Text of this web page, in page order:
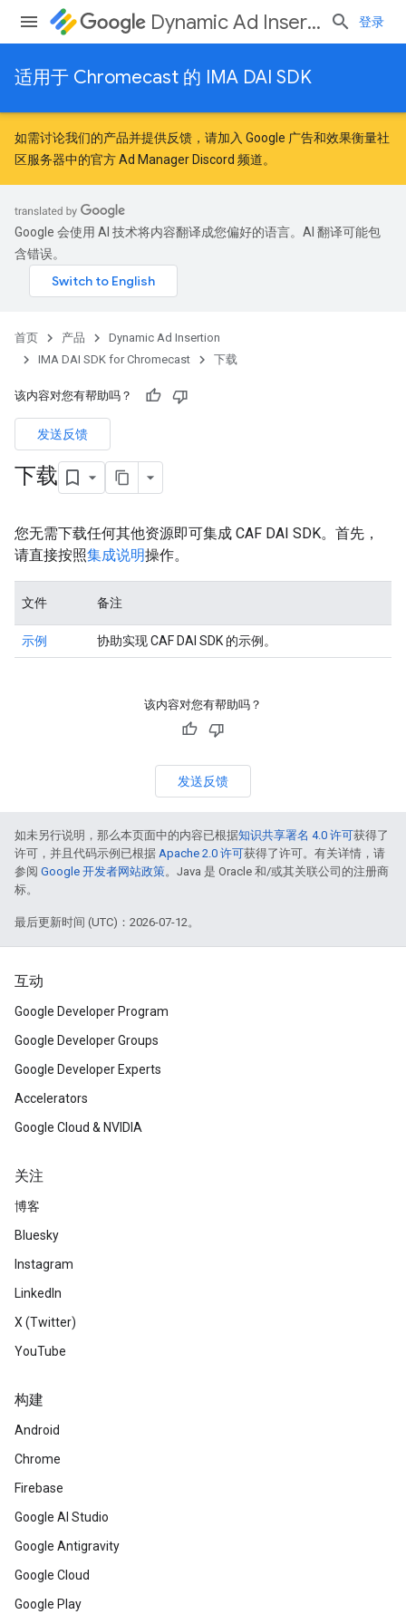
Dynamic Ad Insertion 登录
适用于 Chromecast 的 IMA DAI SDK
如需讨论我们的产品并提供反馈，请加入 Google 广告和效果衡量社
区服务器中的官方 Ad Manager Discord 频道。
Google 会使用 AI 技术将内容翻译成您偏好的语言。AI 翻译可能包
含错误。
首页 产品
Dynamic Ad Insertion
IMA DAI SDK for Chromecast
下载
该内容对您有帮助吗？
发送反馈
下载
您无需下载任何其他资源即可集成 CAF DAI SDK。首先，
请直接按照集成说明操作。
文件 备注
示例 协助实现 CAF DAI SDK 的示例。
该内容对您有帮助吗？
发送反馈
如未另行说明，那么本页面中的内容已根据知识共享署名 4.0 许可获得了
许可，并且代码示例已根据 Apache 2.0 许可获得了许可。有关详情，请
参阅 Google 开发者网站政策。Java 是 Oracle 和/或其关联公司的注册商
标。
最后更新时间 (UTC)：2026-07-12。
互动
Google Developer Program
Google Developer Groups
Google Developer Experts
Accelerators
Google Cloud & NVIDIA
关注
博客
Bluesky
Instagram
LinkedIn
X (Twitter)
YouTube
构建
Android
Chrome
Firebase
Google AI Studio
Google Antigravity
Google Cloud
Google Play